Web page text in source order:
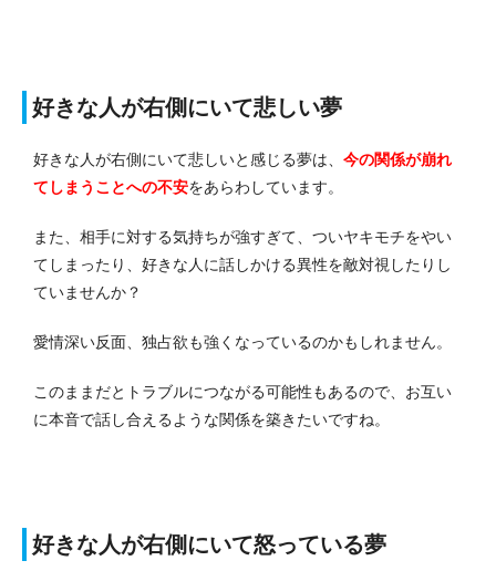
好きな人が右側にいて悲しい夢
好きな人が右側にいて悲しいと感じる夢は、 今の関係が崩れ
てしまうことへの不安をあらわしています。
また、相手に対する気持ちが強すぎて、ついヤキモチをやい
てしまったり、好きな人に話しかける異性を敵対視したりし
ていませんか？
愛情深い反面、独占欲も強くなっているのかもしれません。
このままだとトラブルにつながる可能性もあるので、お互い
に本音で話し合えるような関係を築きたいですね。
好きな人が右側にいて怒っている夢